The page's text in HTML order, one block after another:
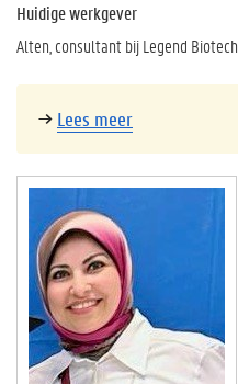
Huidige werkgever
Alten, consultant bij Legend Biotech
→ Lees meer